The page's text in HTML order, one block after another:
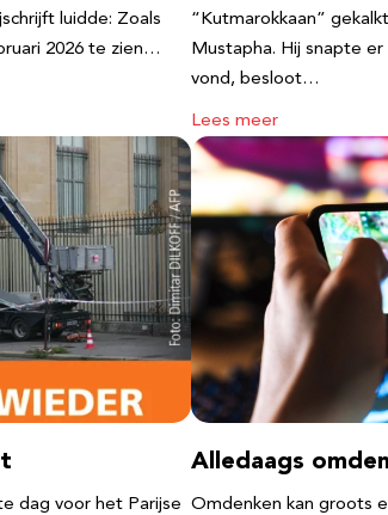
luidde: Zoals
2026 te zien…
“Kutmarokkaan”
Mustapha. Hij snapte
vond, besloot…
Lees meer
dag voor het Parijse
Alledaags
Omdenken kan groots